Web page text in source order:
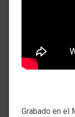
Grabado en el